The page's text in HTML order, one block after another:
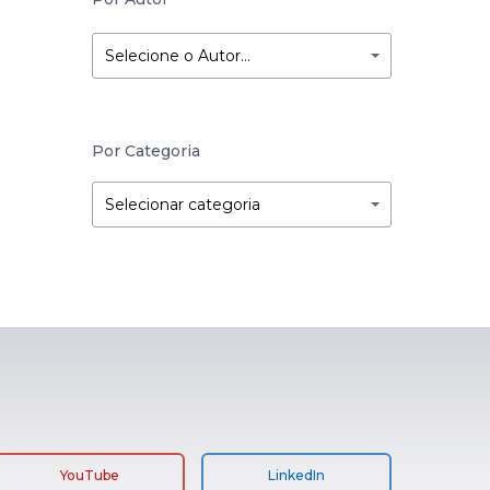
Selecione o Autor…
Por Categoria
Por
Categoria
Selecionar categoria
Categoria
YouTube LinkedIn